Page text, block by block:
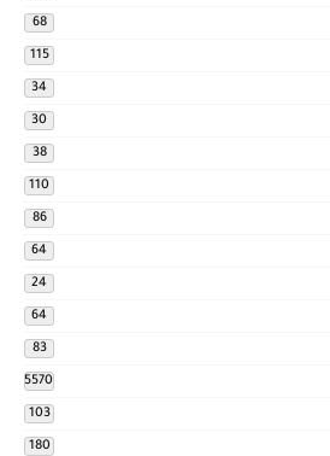
68
115
34
30
38
110
86
64
24
64
83
5570
103
180